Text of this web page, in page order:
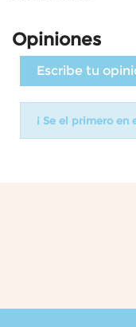
Opiniones
Escribe tu
¡ Se el primero en